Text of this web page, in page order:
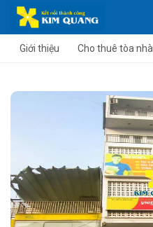
Giới thiệu Cho thuê tòa nhà